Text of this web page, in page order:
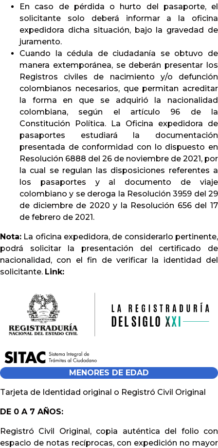
En caso de pérdida o hurto del pasaporte, el
solicitante solo deberá informar a la oficina
expedidora dicha situación, bajo la gravedad de
juramento.
Cuando la cédula de ciudadanía se obtuvo de
manera extemporánea, se deberán presentar los
Registros civiles de nacimiento y/o defunción
colombianos necesarios, que permitan acreditar
la forma en que se adquirió la nacionalidad
colombiana, según el artículo 96 de la
Constitución Política. La Oficina expedidora de
pasaportes estudiará la documentación
presentada de conformidad con lo dispuesto en
Resolución 6888 del 26 de noviembre de 2021, por
la cual se regulan las disposiciones referentes a
los pasaportes y al documento de viaje
colombiano y se deroga la Resolución 3959 del 29
de diciembre de 2020 y la Resolución 656 del 17
de febrero de 2021.
Nota: La oficina expedidora, de considerarlo pertinente,
podrá solicitar la presentación del certificado de
nacionalidad, con el fin de verificar la identidad del
solicitante. Link:
MENORES DE EDAD
Tarjeta de Identidad original o Registró Civil Original
DE 0 A 7 AÑOS:
Registró Civil Original, copia auténtica del folio con
espacio de notas recíprocas, con expedición no mayor